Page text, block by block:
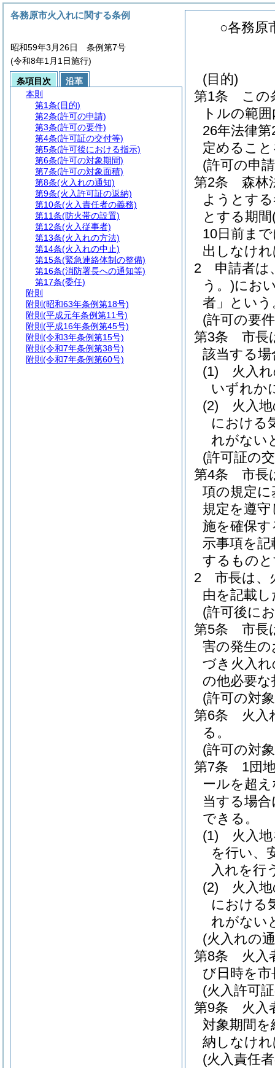
○各務原
(目的)
第1条
この
トルの範
26年法律第
定めるこ
(許可の申
第2条
森林
ようとす
とする期間
10日前ま
出しなけ
2
申請者は
う。)にお
者」という
(許可の要
第3条
市長
該当する
(1)
火入
いずれか
(2)
火入
における
れがない
(許可証の
第4条
市長
項の規定
規定を遵
施を確保
示事項を
するもの
2
市長は、
由を記載
(許可後に
第5条
市長
害の発生
づき火入
の他必要
(許可の対
第6条
火入
る。
(許可の対
第7条
1団
ールを超
当する場
できる。
(1)
火入
を行い、
入れを行
(2)
火入
における
れがない
(火入れの
第8条
火入
び日時を
(火入許可
第9条
火入
対象期間
納しなけ
(火入責任
各務原市火入れに関する条例
昭和59年3月26日 条例第7号
(令和8年1月1日施行)
条項目次
沿革
本則
第1条(目的)
第2条(許可の申請)
第3条(許可の要件)
第4条(許可証の交付等)
第5条(許可後における指示)
第6条(許可の対象期間)
第7条(許可の対象面積)
第8条(火入れの通知)
第9条(火入許可証の返納)
第10条(火入責任者の義務)
第11条(防火帯の設置)
第12条(火入従事者)
第13条(火入れの方法)
第14条(火入れの中止)
第15条(緊急連絡体制の整備)
第16条(消防署長への通知等)
第17条(委任)
附則
附則 (昭和63年条例第18号)
附則 (平成元年条例第11号)
附則 (平成16年条例第45号)
附則 (令和3年条例第15号)
附則 (令和7年条例第38号)
附則 (令和7年条例第60号)